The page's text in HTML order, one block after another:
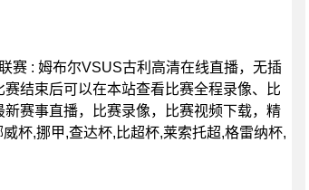
赛 : 姆布尔VSUS古利高清在线直播，无插
结束后可以在本站查看比赛全程录像、比
赛事直播，比赛录像，比赛视频下载，精
杯,挪甲,查达杯,比超杯,莱索托超,格雷纳杯,